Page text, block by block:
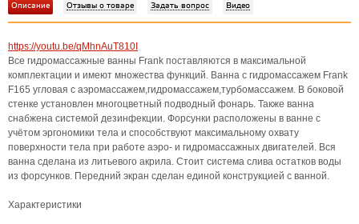
Описание Отзывы о товаре Задать вопрос Видео
https://youtu.be/qMhnAuT810I
Все гидромассажные ванны Frank поставляются в максимальной
комплектации и имеют множества функций. Ванна с гидромассажем Frank
F165 угловая с аэромассажем,гидромассажем,турбомассажем. В боковой
стенке установлен многоцветный подводный фонарь. Также ванна
снабжена системой дезинфекции. Форсунки расположены в ванне с
учётом эргономики тела и способствуют максимальному охвату
поверхности тела при работе аэро- и гидромассажных двигателей. Вся
ванна сделана из литьевого акрила. Стоит система слива остатков воды
из форсунков. Передний экран сделан единой конструкцией с ванной.
Характеристики